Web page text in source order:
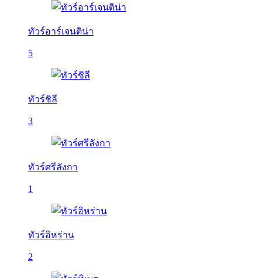
ทัวร์อาร์เจนติน่า
5
ทัวร์ชิลี
3
ทัวร์ศรีลังกา
1
ทัวร์อิหร่าน
2